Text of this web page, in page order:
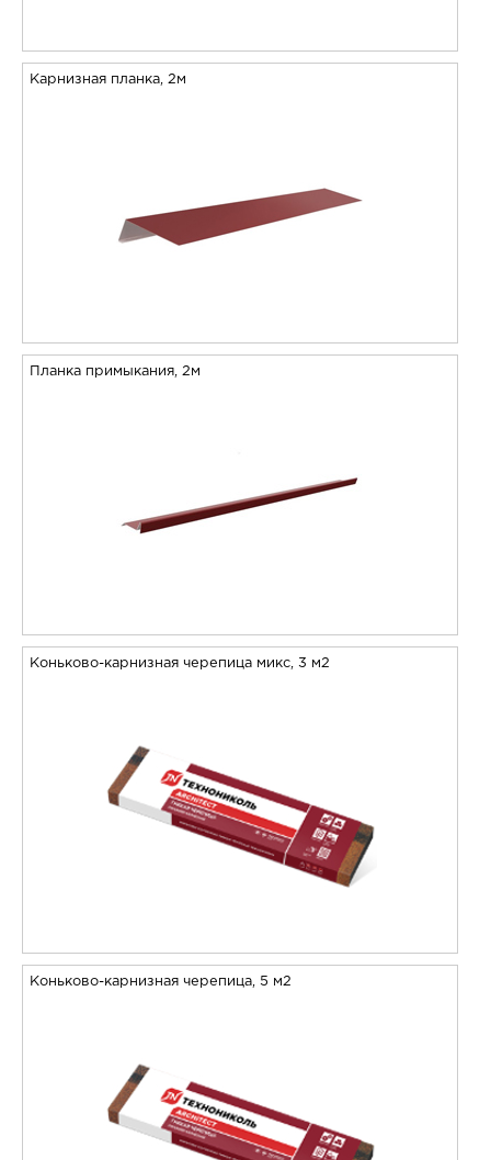
Карнизная планка, 2м
Планка примыкания, 2м
Коньково-карнизная черепица микс, 3 м2
Коньково-карнизная черепица, 5 м2